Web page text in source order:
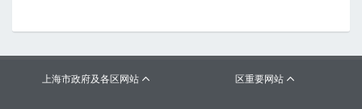
上海市政府及各区网站  区重要网站 